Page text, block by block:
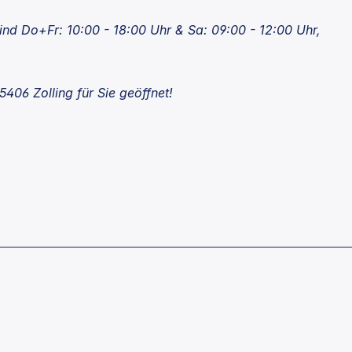
hergestellt aus 98,4% natürlichen
ohne Sulfate (SLS), ohne Phthalate.Nicht an
Tieren getestet.Inhalt: 250ml GlasflascheDie
Do+Fr: 10:00 - 18:00 Uhr & Sa: 09:00 - 12:00 Uhr,
Zolling für Sie geöffnet!